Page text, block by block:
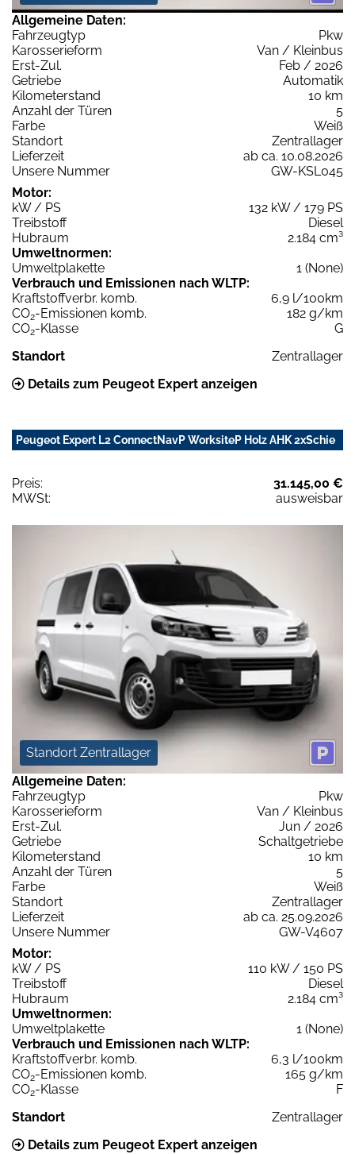
Allgemeine Daten:
Fahrzeugtyp
Pkw
Karosserieform
Van / Kleinbus
Erst-Zul.
Feb / 2026
Getriebe
Automatik
Kilometerstand
10 km
Anzahl der Türen
5
Farbe
Weiß
Standort
Zentrallager
Lieferzeit
ab ca. 10.08.2026
Unsere Nummer
GW-KSL045
Motor:
kW / PS
132 kW / 179 PS
Treibstoff
Diesel
Hubraum
2.184 cm³
Umweltnormen:
Umweltplakette
1 (None)
Verbrauch und Emissionen nach WLTP:
Kraftstoffverbr. komb.
6,9 l/100km
CO2-Emissionen komb.
182 g/km
CO2-Klasse
G
Standort
Zentrallager
Details zum Peugeot Expert anzeigen
Peugeot Expert L2 ConnectNavP WorksiteP Holz AHK 2xSchie
Preis:
31.145,00 €
MWSt:
ausweisbar
Standort Zentrallager
Allgemeine Daten:
Fahrzeugtyp
Pkw
Karosserieform
Van / Kleinbus
Erst-Zul.
Jun / 2026
Getriebe
Schaltgetriebe
Kilometerstand
10 km
Anzahl der Türen
5
Farbe
Weiß
Standort
Zentrallager
Lieferzeit
ab ca. 25.09.2026
Unsere Nummer
GW-V4607
Motor:
kW / PS
110 kW / 150 PS
Treibstoff
Diesel
Hubraum
2.184 cm³
Umweltnormen:
Umweltplakette
1 (None)
Verbrauch und Emissionen nach WLTP:
Kraftstoffverbr. komb.
6,3 l/100km
CO2-Emissionen komb.
165 g/km
CO2-Klasse
F
Standort
Zentrallager
Details zum Peugeot Expert anzeigen